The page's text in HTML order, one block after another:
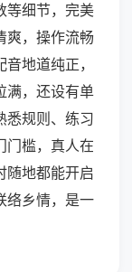
等细节，完美
爽，操作流畅
地道纯正，
满，还设有单
悉规则、练习
门槛，真人在
随地都能开启
络乡情，是一